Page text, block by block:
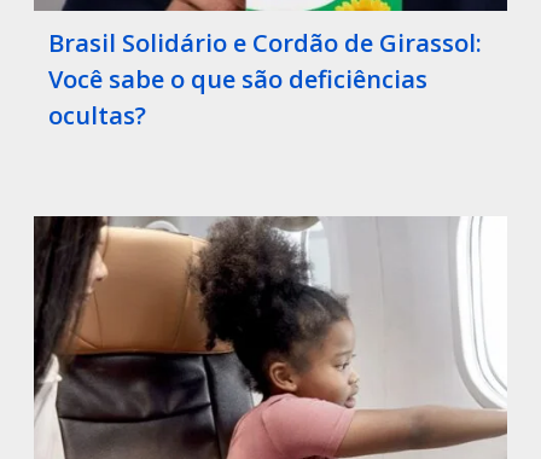
Brasil Solidário e Cordão de Girassol:
Você sabe o que são deficiências
ocultas?